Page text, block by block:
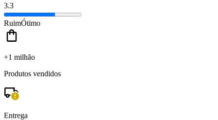
3.3
RuimÓtimo
+1 milhão
Produtos vendidos
Entrega